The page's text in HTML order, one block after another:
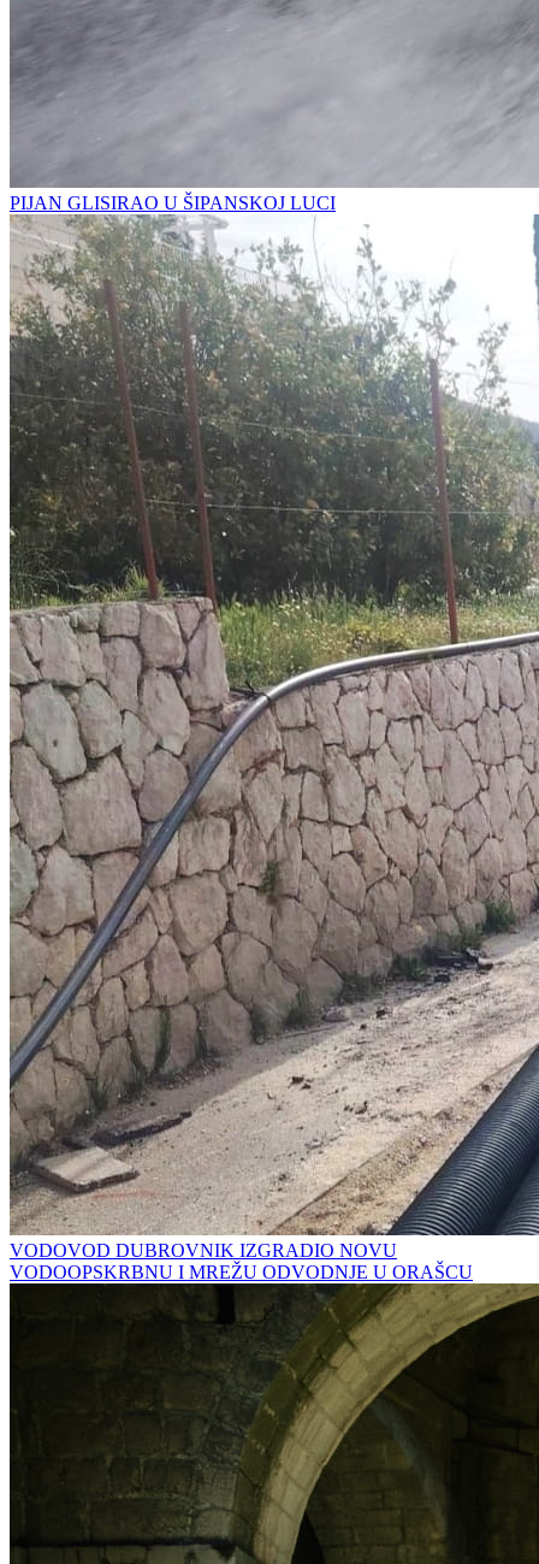
PIJAN GLISIRAO U ŠIPANSKOJ LUCI
VODOVOD DUBROVNIK IZGRADIO NOVU
VODOOPSKRBNU I MREŽU ODVODNJE U ORAŠCU